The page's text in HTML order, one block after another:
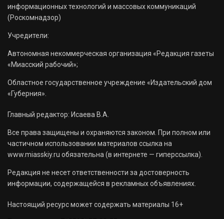
информационных технологий и массовых коммуникаций
(Роскомнадзор)
Учредители:
Автономная некоммерческая организация «Редакция газеты
«Миасский рабочий»;
Областное государственное учреждение «Издательский дом
«Губерния».
Главный редактор: Исаева В.А.
Все права защищены и охраняются законом. При полном или
частичном использовании материалов ссылка на
www.miasskiy.ru обязательна (в интернете — гиперссылка).
Редакция не несет ответственности за достоверность
информации, содержащейся в рекламных объявлениях.
Настоящий ресурс может содержать материалы 16+